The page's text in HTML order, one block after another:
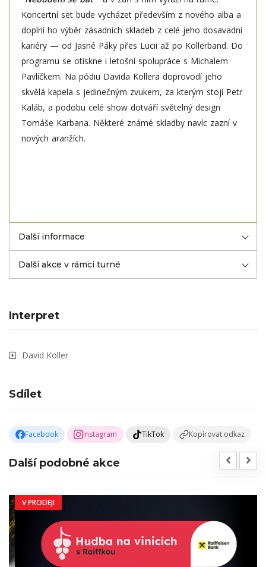
Koncertní set bude vycházet především z nového alba a
doplní ho výběr zásadních skladeb z celé jeho dosavadní
kariéry — od Jasné Páky přes Lucii až po Kollerband. Do
programu se otiskne i letošní spolupráce s Michalem
Pavlíčkem. Na pódiu Davida Kollera doprovodí jeho
skvělá kapela s jedinečným zvukem, za kterým stojí Petr
Kaláb, a podobu celé show dotváří světelný design
Tomáše Karbana. Některé známé skladby navíc zazní v
nových aranžích.
Další informace
Další akce v rámci turné
Interpret
David Koller
Sdílet
Facebook Instagram TikTok Kopírovat odkaz
Další podobné akce
V PRODEJI